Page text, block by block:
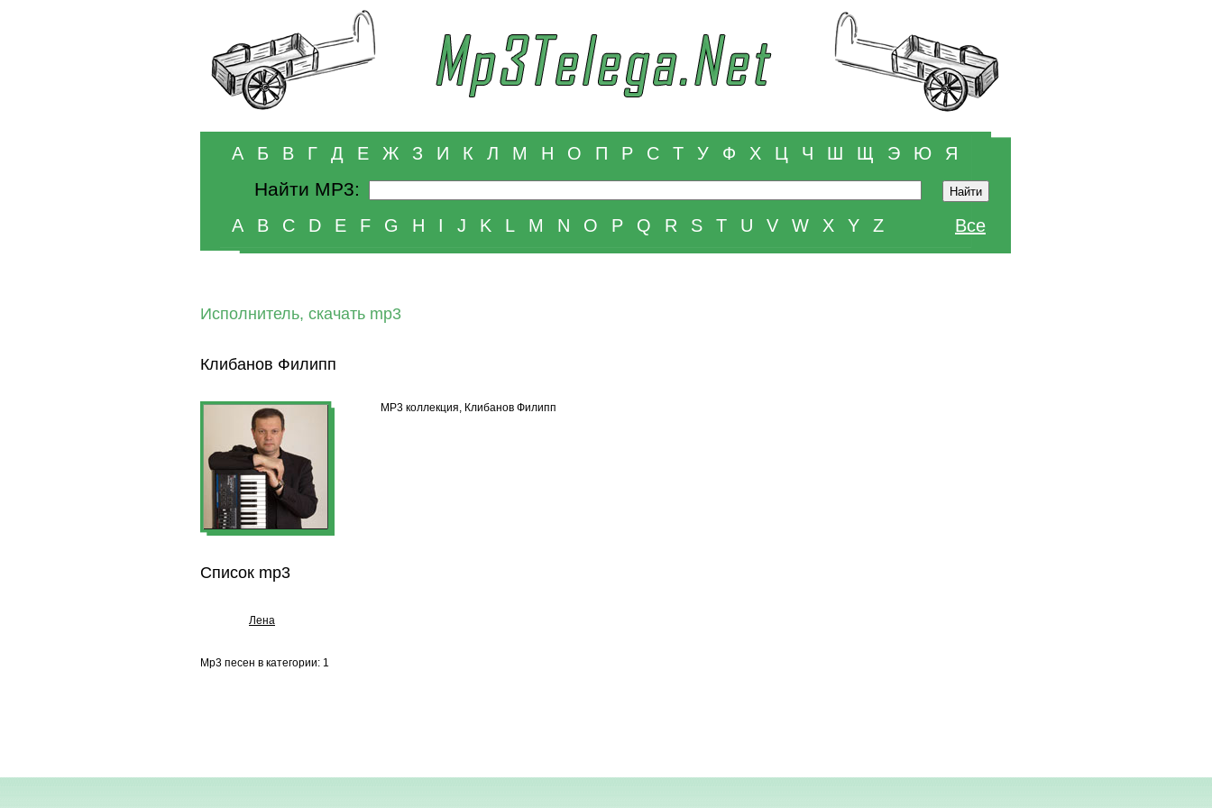
А Б В Г Д Е Ж З И К Л М Н О П Р С Т У Ф Х Ц Ч Ш Щ Э Ю Я
Найти MP3:
A B C D E F G H I J K L M N O P Q R S T U V W X Y Z Все
Исполнитель, скачать mp3
Клибанов Филипп
MP3 коллекция, Клибанов Филипп
Список mp3
Лена
Mp3 песен в категории: 1